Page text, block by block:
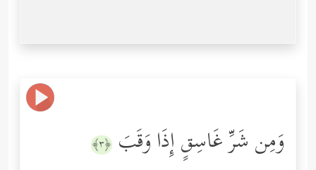
وَمِن شَرِّ غَاسِقٍ إِذَا وَقَبَ ﴿٣﴾